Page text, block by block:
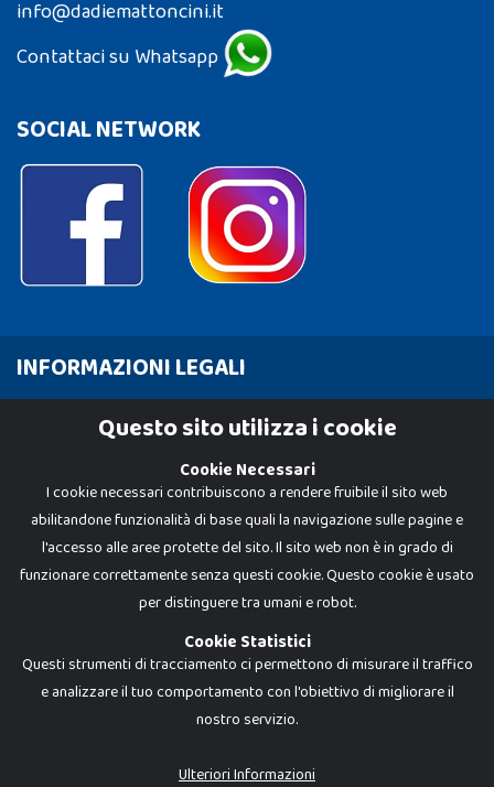
info@dadiemattoncini.it
Contattaci su Whatsapp
SOCIAL NETWORK
INFORMAZIONI LEGALI
Cookie Policy
Dadi e Mattoncini è un brand di Giocabene Srl. Ogni riproduzione o utilizzo non
I prezzi e le promozioni pubblicate potrebbero differire da quanto esposto in
Questo sito utilizza i cookie
Cookie Necessari
I cookie necessari contribuiscono a rendere fruibile il sito web
abilitandone funzionalità di base quali la navigazione sulle pagine e
l'accesso alle aree protette del sito. Il sito web non è in grado di
funzionare correttamente senza questi cookie. Questo cookie è usato
per distinguere tra umani e robot.
Cookie Statistici
Questi strumenti di tracciamento ci permettono di misurare il traffico
e analizzare il tuo comportamento con l'obiettivo di migliorare il
nostro servizio.
Ulteriori Informazioni